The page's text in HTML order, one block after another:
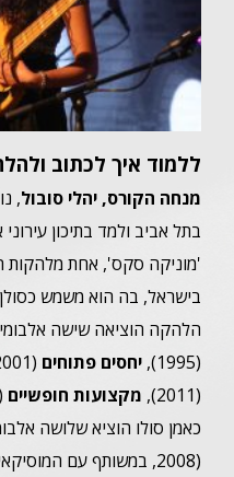
ללמוד איך לכתוב
מנחה הקורס, יהלי סובול
בתל אביב ולמד בתיכון
'מוניקה סקס', אחת מלהקות
בישראל, בה הוא משמש
הלהקה הוציאה שישה
(1995),
יחסים פתוחים (2001)
(2011),
מקצועות חופשיים
כאמן סולו הוציא שלושה
(2008, במשותף עם המוסיקאי רע מוכיח),